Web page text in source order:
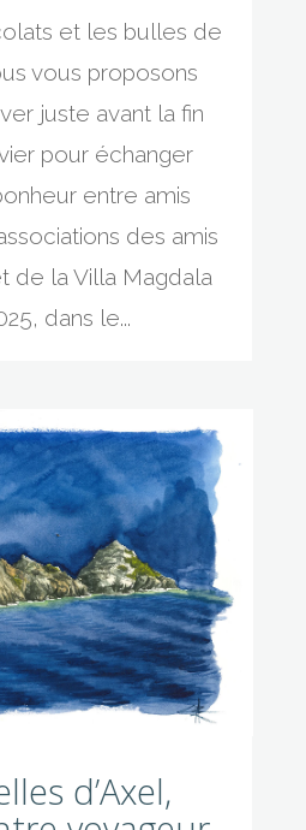
et les bulles de
vous proposons
juste avant la fin
pour échanger
entre amis
des amis
de la Villa Magdala
dans le...
d’Axel,